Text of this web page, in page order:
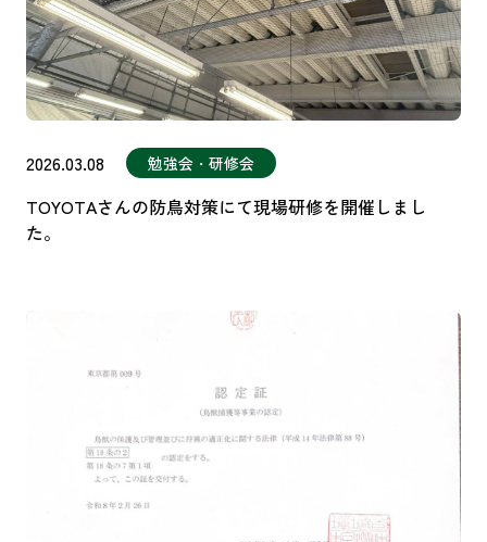
2026.03.08 勉強会・研修会
TOYOTAさんの防鳥対策にて現場研修を開催しまし
た。